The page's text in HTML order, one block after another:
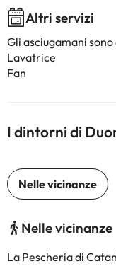
Altri servizi
Gli asciugamani
Lavatrice
Fan
I dintorni di
Nelle vicinanze
La Pescheria di